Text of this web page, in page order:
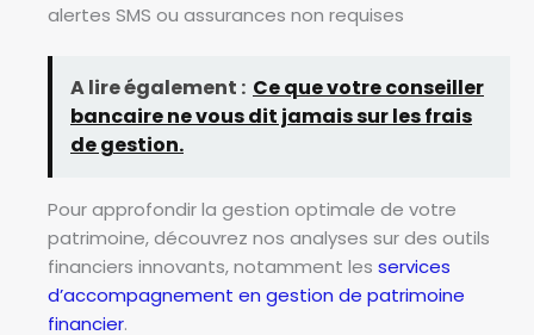
alertes SMS ou assurances non requises
A lire également : Ce que votre conseiller
bancaire ne vous dit jamais sur les frais
de gestion.
Pour approfondir la gestion optimale de votre
patrimoine, découvrez nos analyses sur des outils
financiers innovants, notamment les services
d’accompagnement en gestion de patrimoine
financier.